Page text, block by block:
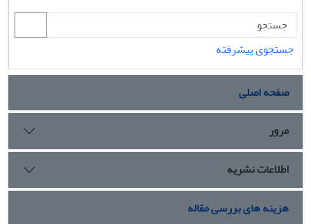
جستجوی پیشرفته
صفحه اصلی
مرور
اطلاعات نشریه
هزینه های بررسی مقاله